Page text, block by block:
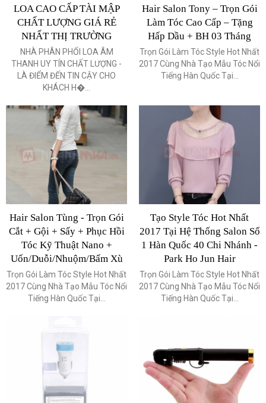
LOA CAO CẤP TÀI MẬP
CHẤT LƯỢNG GIÁ RẺ
NHẤT THỊ TRƯỜNG
NHÀ PHÂN PHỐI LOA ÂM
THANH UY TÍN CHẤT LƯỢNG -
LÀ ĐIỂM ĐẾN TIN CẬY CHO
KHÁCH H�...
Hair Salon Tony – Trọn Gói
Làm Tóc Cao Cấp – Tặng
Hấp Dầu + BH 03 Tháng
Trọn Gói Làm Tóc Style Hot Nhất
2017 Cùng Nhà Tạo Mẫu Tóc Nổi
Tiếng Hàn Quốc Tại...
Hair Salon Tùng - Trọn Gói
Cắt + Gội + Sấy + Phục Hồi
Tóc Kỹ Thuật Nano +
Uốn/Duỗi/Nhuộm/Bấm Xù
Trọn Gói Làm Tóc Style Hot Nhất
2017 Cùng Nhà Tạo Mẫu Tóc Nổi
Tiếng Hàn Quốc Tại...
Tạo Style Tóc Hot Nhất
2017 Tại Hệ Thống Salon Số
1 Hàn Quốc 40 Chi Nhánh -
Park Ho Jun Hair
Trọn Gói Làm Tóc Style Hot Nhất
2017 Cùng Nhà Tạo Mẫu Tóc Nổi
Tiếng Hàn Quốc Tại...